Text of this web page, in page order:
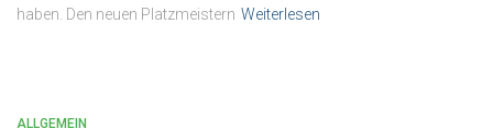
haben. Den neuen Platzmeistern Weiterlesen
ALLGEMEIN